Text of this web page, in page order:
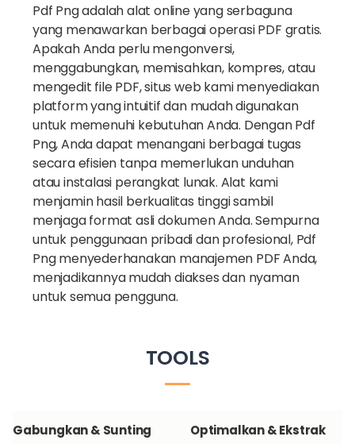
Pdf Png adalah alat online yang serbaguna
yang menawarkan berbagai operasi PDF gratis.
Apakah Anda perlu mengonversi,
menggabungkan, memisahkan, kompres, atau
mengedit file PDF, situs web kami menyediakan
platform yang intuitif dan mudah digunakan
untuk memenuhi kebutuhan Anda. Dengan Pdf
Png, Anda dapat menangani berbagai tugas
secara efisien tanpa memerlukan unduhan
atau instalasi perangkat lunak. Alat kami
menjamin hasil berkualitas tinggi sambil
menjaga format asli dokumen Anda. Sempurna
untuk penggunaan pribadi dan profesional, Pdf
Png menyederhanakan manajemen PDF Anda,
menjadikannya mudah diakses dan nyaman
untuk semua pengguna.
TOOLS
Gabungkan & Sunting
Optimalkan & Ekstrak